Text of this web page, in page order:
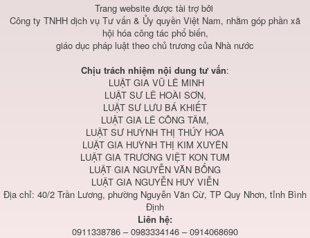
Trang website được tài trợ bởi
Công ty TNHH dịch vụ Tư vấn & Ủy quyền Việt Nam, nhằm góp phần xã
hội hóa công tác phổ biến,
giáo dục pháp luật theo chủ trương của Nhà nước
Chịu trách nhiệm nội dung tư vấn:
LUẬT GIA VŨ LÊ MINH
LUẬT SƯ LÊ HOÀI SƠN,
LUẬT SƯ LƯU BÁ KHIẾT
LUẬT GIA LÊ CÔNG TÂM,
LUẬT SƯ HUỲNH THỊ THÚY HOA
LUẬT GIA HUỲNH THỊ KIM XUYÊN
LUẬT GIA TRƯƠNG VIỆT KON TUM
LUẬT GIA NGUYỄN VĂN BỔNG
LUẬT GIA NGUYỄN HUY VIỄN
Địa chỉ: 40/2 Trần Lương, phường Nguyễn Văn Cừ, TP Quy Nhơn, tỉnh Bình
Định
Liên hệ:
0911338786 – 0983334146 – 0914068690